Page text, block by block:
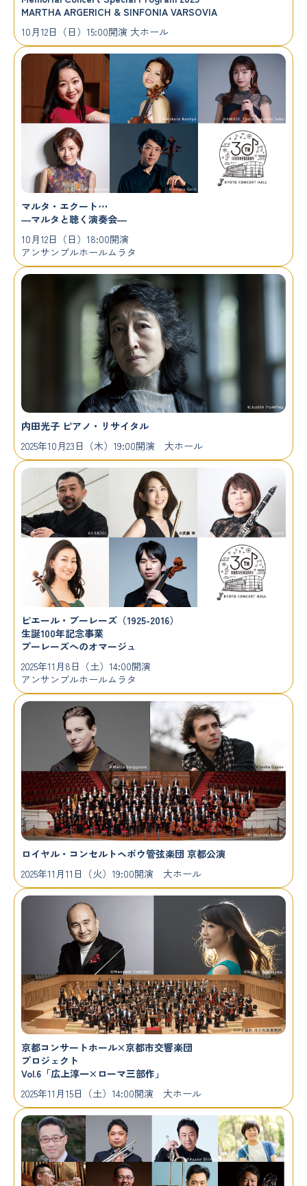
MARTHA ARGERICH & SINFONIA VARSOVIA
10月12日（日）15:00開演 大ホール
マルタ・エクート⋯
―マルタと聴く演奏会―
10月12日（日）18:00開演
アンサンブルホールムラタ
内田光子 ピアノ・リサイタル
2025年10月23日（木）19:00開演 大ホール
ピエール・ブーレーズ（1925-2016）
生誕100年記念事業
ブーレーズへのオマージュ
2025年11月8日（土）14:00開演
アンサンブルホールムラタ
ロイヤル・コンセルトヘボウ管弦楽団 京都公演
2025年11月11日（火）19:00開演 大ホール
京都コンサートホール×京都市交響楽団
プロジェクト
Vol.6「広上淳一×ローマ三部作」
2025年11月15日（土）14:00開演 大ホール